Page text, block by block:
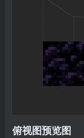
俯视图预览图